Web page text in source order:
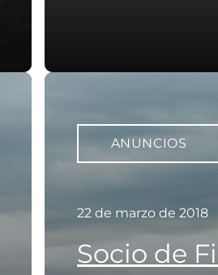
ANUNCIOS
22 de marzo de 2018
Socio de